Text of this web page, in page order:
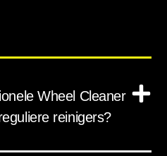
Wheel Cleaner
reinigers?